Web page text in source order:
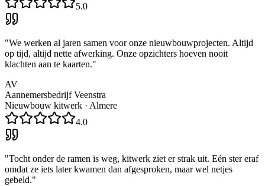
5.0
"We werken al jaren samen voor onze nieuwbouwprojecten. Altijd
op tijd, altijd nette afwerking. Onze opzichters hoeven nooit
klachten aan te kaarten."
AV
Aannemersbedrijf Veenstra
Nieuwbouw kitwerk · Almere
4.0
"Tocht onder de ramen is weg, kitwerk ziet er strak uit. Eén ster eraf
omdat ze iets later kwamen dan afgesproken, maar wel netjes
gebeld."